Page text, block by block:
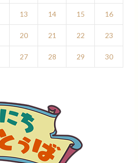
13 14 15 16
20 21 22 23
27 28 29
30